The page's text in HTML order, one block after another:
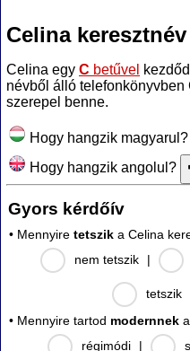
Celina
Celina egy C betűvel
névből álló telefonkönyvben
szerepel benne.
Hogy hangzik magyarul?
Hogy hangzik angolul?
Gyors kérdőív
• Mennyire tetszik a Celina
nem tetszik
|
tetszik
• Mennyire tartod modernnek
régimódi
|